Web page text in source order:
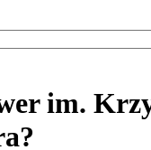
im.